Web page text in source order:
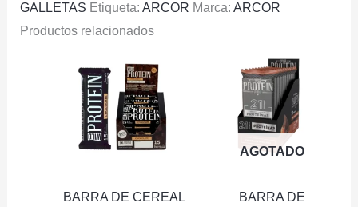
GALLETAS Etiqueta: ARCOR Marca: ARCOR
Productos relacionados
BARRA DE CEREAL
AGOTADO
BARRA DE